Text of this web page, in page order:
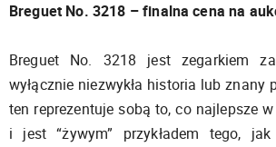
Breguet No. 3218 – finalna cena na
Breguet No. 3218 jest zegarkiem
wyłącznie niezwykła historia lub znany
ten reprezentuje sobą to, co najlepsze
i jest “żywym” przykładem tego, jak